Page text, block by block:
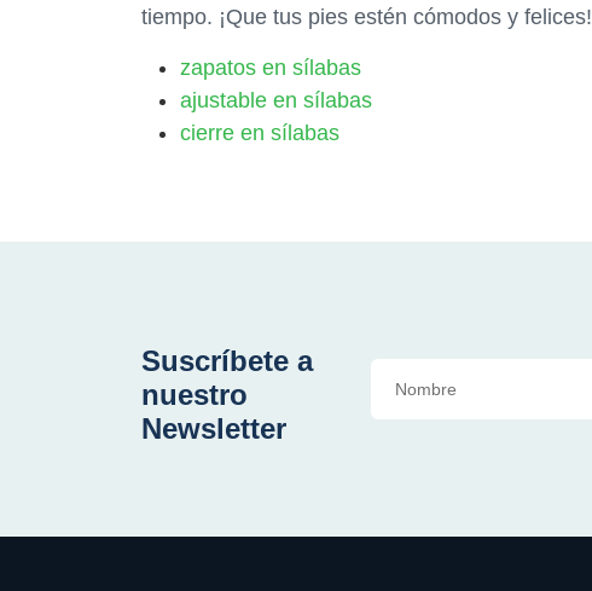
tiempo. ¡Que tus pies estén cómodos y felices!
zapatos en sílabas
ajustable en sílabas
cierre en sílabas
Suscríbete a
nuestro
Newsletter